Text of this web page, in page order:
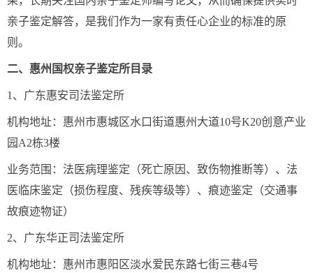
亲子鉴定解答，是我们作为一家有责任心企业的标准的原
则。
二、惠州国权亲子鉴定所目录
1、广东惠安司法鉴定所
机构地址：惠州市惠城区水口街道惠州大道10号K20创意产业
园A2栋3楼
业务范围：法医病理鉴定（死亡原因、致伤物推断等）、法
医临床鉴定（损伤程度、残疾等级等）、痕迹鉴定（交通事
故痕迹物证）
2、广东华正司法鉴定所
机构地址：惠州市惠阳区淡水爱民东路七街三巷4号